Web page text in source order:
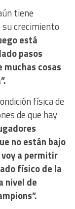
tiene
crecimiento
está
pasos
muchas cosas
física de
de que hay
no están bajo
a permitir
físico de la
nivel de